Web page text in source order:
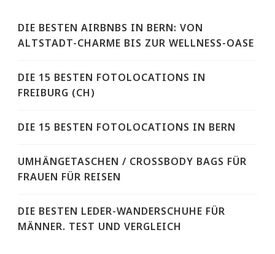
DIE BESTEN AIRBNBS IN BERN: VON
ALTSTADT-CHARME BIS ZUR WELLNESS-OASE
DIE 15 BESTEN FOTOLOCATIONS IN
FREIBURG (CH)
DIE 15 BESTEN FOTOLOCATIONS IN BERN
UMHÄNGETASCHEN / CROSSBODY BAGS FÜR
FRAUEN FÜR REISEN
DIE BESTEN LEDER-WANDERSCHUHE FÜR
MÄNNER. TEST UND VERGLEICH